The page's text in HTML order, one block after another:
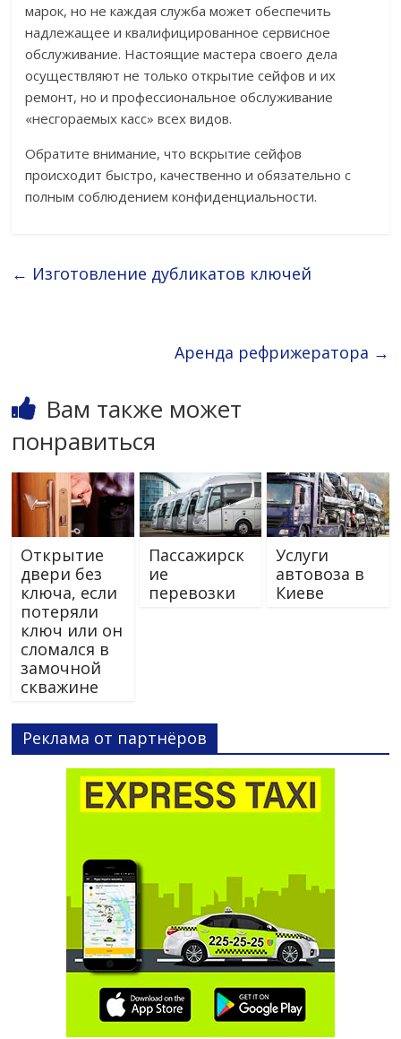
марок, но не каждая служба может обеспечить
надлежащее и квалифицированное сервисное
обслуживание. Настоящие мастера своего дела
осуществляют не только открытие сейфов и их
ремонт, но и профессиональное обслуживание
«несгораемых касс» всех видов.
Обратите внимание, что вскрытие сейфов
происходит быстро, качественно и обязательно с
полным соблюдением конфиденциальности.
← Изготовление дубликатов ключей
Аренда рефрижератора →
Вам также может
понравиться
Открытие
двери без
ключа, если
потеряли
ключ или он
сломался в
замочной
скважине
Пассажирск
ие
перевозки
Услуги
автовоза в
Киеве
Реклама от партнёров